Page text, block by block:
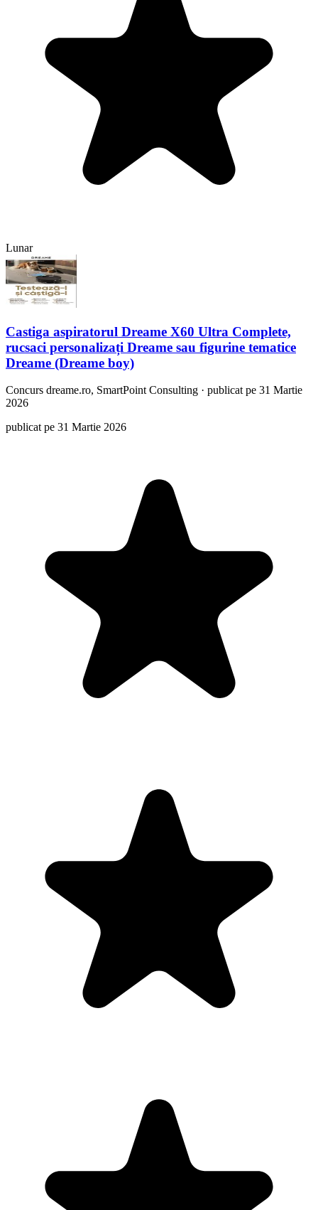
Lunar
Castiga aspiratorul Dreame X60 Ultra Complete,
rucsaci personalizați Dreame sau figurine tematice
Dreame (Dreame boy)
Concurs dreame.ro, SmartPoint Consulting · publicat pe 31 Martie
2026
publicat pe 31 Martie 2026